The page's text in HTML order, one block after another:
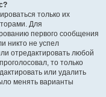
только их
Для
первого сообщения
никто не успел
отредактировать любой
то только
или удалить
менять варианты